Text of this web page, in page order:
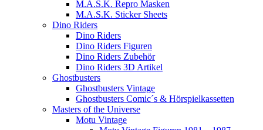
M.A.S.K. Repro Masken
M.A.S.K. Sticker Sheets
Dino Riders
Dino Riders
Dino Riders Figuren
Dino Riders Zubehör
Dino Riders 3D Artikel
Ghostbusters
Ghostbusters Vintage
Ghostbusters Comic´s & Hörspielkassetten
Masters of the Universe
Motu Vintage